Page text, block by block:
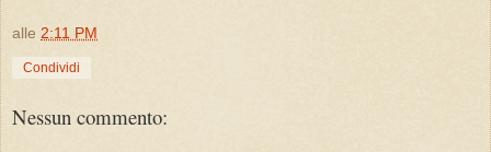
alle 2:11 PM
Condividi
Nessun commento: